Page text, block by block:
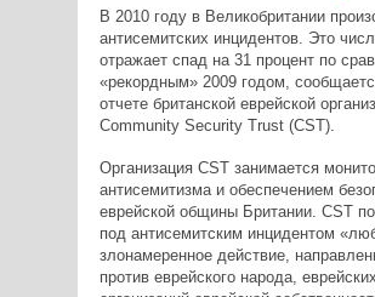
В 2010 году в Великобритании
антисемитских инцидентов. Это
отражает спад на 31 процент по
«рекордным» 2009 годом,
отчете британской еврейской
Community Security Trust (CST).
Организация CST занимается
антисемитизма и обеспечением
еврейской общины Британии. CST
под антисемитским инцидентом
злонамеренное действие,
против еврейского народа, еврейских